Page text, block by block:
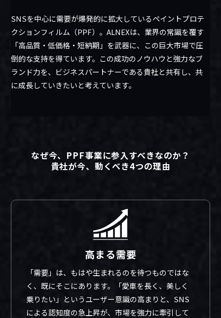
SNSを中心に需要が爆発的に拡大しているペイントプロテ
クションフィルム（PPF）。ALNEXは、業界の常識を覆す
「高品質・低価格・短納期」を武器に、この巨大市場で圧
倒的な支持を得ています。この成功のノウハウと強力なブ
ランド力を、ビジネスパートナーである貴社と共有し、共
に成長していきたいと考えています。
なぜ今、PPF事業に参入すべきなのか？
貴社が今、動くべき4つの理由
高まる需要
「需要」は、もはや生まれるのを待つものではな
く、既にそこにあります。「愛車を長く、美しく
乗りたい」というユーザー意識の高まりと、SNS
による認知度の急上昇が、市場を強力に牽引して